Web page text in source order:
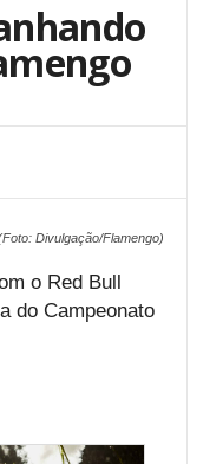
Divulgação/Flamengo)
o Red Bull
do Campeonato